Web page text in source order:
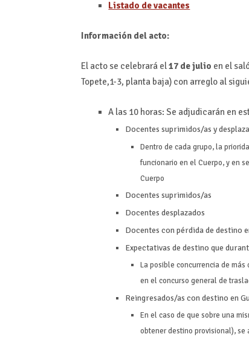
Listado de vacantes
Información del acto:
El acto se celebrará el17 de julio en el
Topete,1-3, planta baja) con arreglo al
A las 10 horas: Se adjudicarán en
Docentes suprimidos/as y
Dentro de cada grupo, la
funcionario en el Cuerpo, y en
Cuerpo
Docentes suprimidos/as
Docentes desplazados
Docentes con pérdida de destino
Expectativas de destino que
La posible concurrencia de
en el concurso general de
Reingresados/as con destino en
En el caso de que sobre una
obtener destino provisional), se